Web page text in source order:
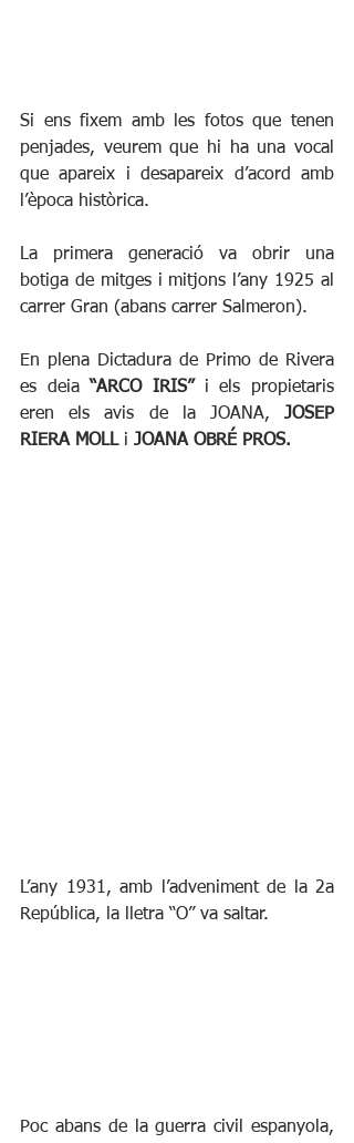
Si ens fixem amb les fotos que tenen
penjades, veurem que hi ha una vocal
que apareix i desapareix d’acord amb
l’època històrica.
La primera generació va obrir una
botiga de mitges i mitjons l’any 1925 al
carrer Gran (abans carrer Salmeron).
En plena Dictadura de Primo de Rivera
es deia “ARCO IRIS” i els propietaris
eren els avis de la JOANA, JOSEP
RIERA MOLL i JOANA OBRÉ PROS.
L’any 1931, amb l’adveniment de la 2a
República, la lletra “O” va saltar.